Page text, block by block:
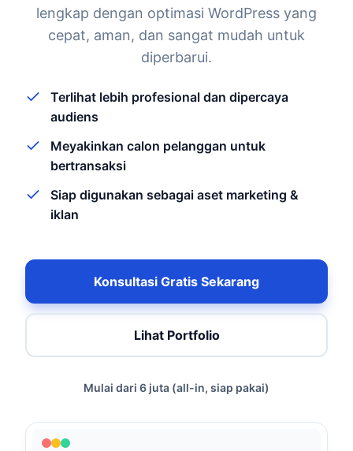
lengkap dengan optimasi WordPress yang
cepat, aman, dan sangat mudah untuk
diperbarui.
Terlihat lebih profesional dan dipercaya
audiens
Meyakinkan calon pelanggan untuk
bertransaksi
Siap digunakan sebagai aset marketing &
iklan
Konsultasi Gratis Sekarang
Lihat Portfolio
Mulai dari 6 juta (all-in, siap pakai)